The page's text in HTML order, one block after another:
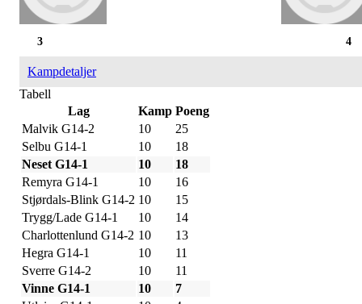
4
3
Kampdetaljer
Tabell
Lag
Kamp Poeng
Malvik G14-2
10
25
Selbu G14-1
10
18
Neset G14-1
10
18
Remyra G14-1
10
16
Stjørdals-Blink G14-2 10
15
Trygg/Lade G14-1
10
14
Charlottenlund G14-2 10
13
Hegra G14-1
10
11
Sverre G14-2
10
11
Vinne G14-1
10
7